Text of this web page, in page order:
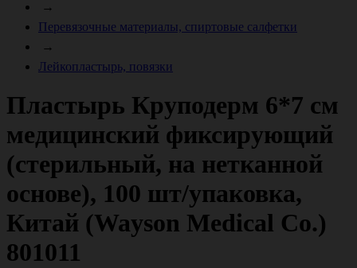
→
Перевязочные материалы, спиртовые салфетки
→
Лейкопластырь, повязки
Пластырь Круподерм 6*7 см
медицинский фиксирующий
(стерильный, на нетканной
основе), 100 шт/упаковка,
Китай (Wayson Medical Co.)
801011